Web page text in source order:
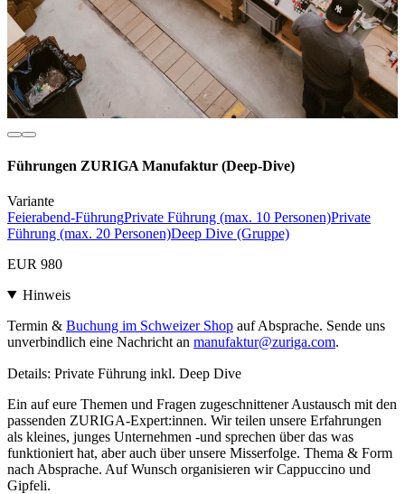
Führungen ZURIGA Manufaktur (Deep-Dive)
Variante
Feierabend-FührungPrivate Führung (max. 10 Personen)Private
Führung (max. 20 Personen)Deep Dive (Gruppe)
EUR 980
Hinweis
Termin & Buchung im Schweizer Shop auf Absprache. Sende uns
unverbindlich eine Nachricht an manufaktur@zuriga.com.
Details: Private Führung inkl. Deep Dive
Ein auf eure Themen und Fragen zugeschnittener Austausch mit den
passenden ZURIGA-Expert:innen. Wir teilen unsere Erfahrungen
als kleines, junges Unternehmen -und sprechen über das was
funktioniert hat, aber auch über unsere Misserfolge. Thema & Form
nach Absprache. Auf Wunsch organisieren wir Cappuccino und
Gipfeli.